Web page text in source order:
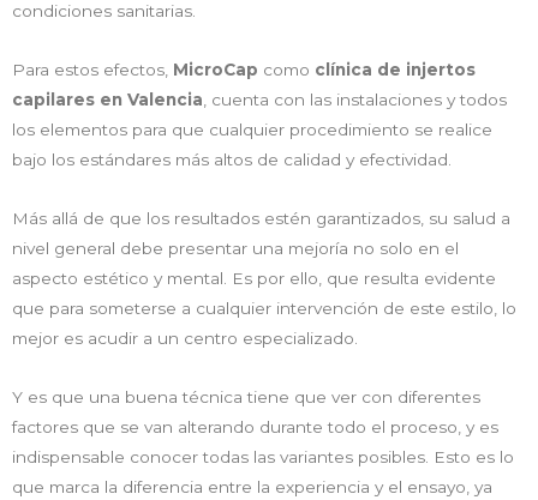
condiciones sanitarias.
Para estos efectos, MicroCap como clínica de injertos
capilares en Valencia , cuenta con las instalaciones y todos
los elementos para que cualquier procedimiento se realice
bajo los estándares más altos de calidad y efectividad.
Más allá de que los resultados estén garantizados, su salud a
nivel general debe presentar una mejoría no solo en el
aspecto estético y mental. Es por ello, que resulta evidente
que para someterse a cualquier intervención de este estilo, lo
mejor es acudir a un centro especializado.
Y es que una buena técnica tiene que ver con diferentes
factores que se van alterando durante todo el proceso, y es
indispensable conocer todas las variantes posibles. Esto es lo
que marca la diferencia entre la experiencia y el ensayo, ya